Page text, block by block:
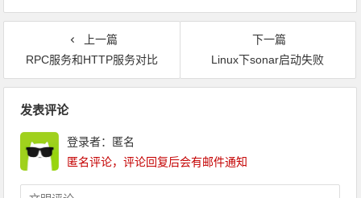
Connection timed out fatal: xxx
上一篇
RPC服务和HTTP服务对比
下一篇
Linux下sonar启动失败
发表评论
登录者：匿名
匿名评论，评论回复后会有邮件通知